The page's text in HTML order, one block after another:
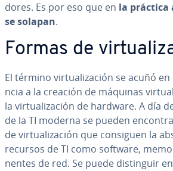
do­res. Es por eso que en la práctica
se solapan.
Formas de
El término vi­r­tua­li­za­ción se acuñó
n­cia a la creación de máquinas
la vi­r­tua­li­za­ción de hardware. A día
de la TI moderna se pueden
de vi­r­tua­li­za­ción que consiguen la
recursos de TI como software,
ne­n­tes de red. Se puede di­s­ti­n­guir